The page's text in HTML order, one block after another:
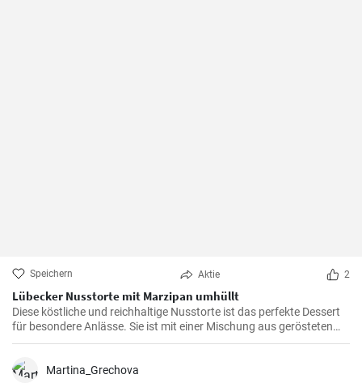
Speichern Aktie 2
Lübecker Nusstorte mit Marzipan umhüllt
Diese köstliche und reichhaltige Nusstorte ist das perfekte Dessert
für besondere Anlässe. Sie ist mit einer Mischung aus gerösteten
Nüssen und einer cremigen Füllung gefüllt, die von einer knackigen
Martina_Grechova